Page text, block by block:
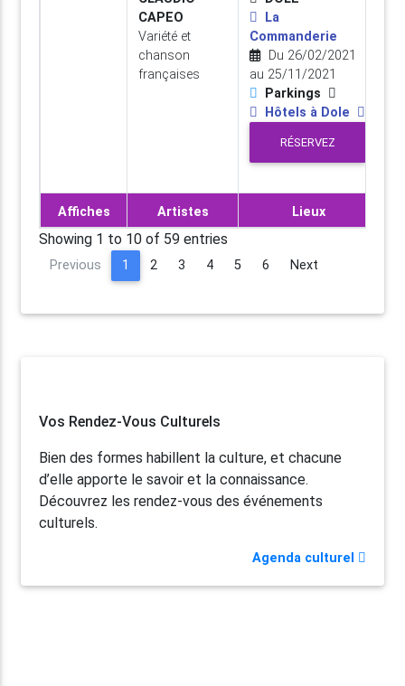
CAPEO
Variété et
chanson
françaises
La
Commanderie
Du 26/02/2021
au 25/11/2021
Parkings
Hôtels à Dole
RÉSERVEZ
Affiches Artistes Lieux
Showing 1 to 10 of 59 entries
Previous 1 2 3 4 5 6 Next
Vos Rendez-Vous Culturels
Bien des formes habillent la culture, et chacune
d’elle apporte le savoir et la connaissance.
Découvrez les rendez-vous des événements
culturels.
Agenda culturel